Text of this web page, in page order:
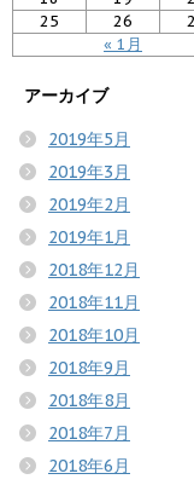
« 1月
25
26
アーカイブ
2019年5月
2019年3月
2019年2月
2019年1月
2018年12月
2018年11月
2018年10月
2018年9月
2018年8月
2018年7月
2018年6月